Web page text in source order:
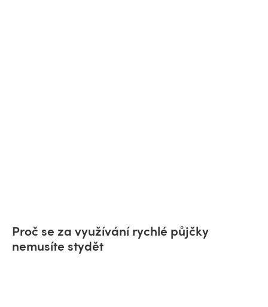
Proč se za využívání rychlé půjčky
nemusíte stydět